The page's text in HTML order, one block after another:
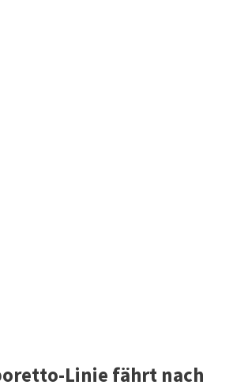
Linie fährt nach